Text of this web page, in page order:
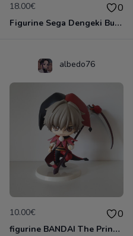
18.00€ 0
Figurine Sega Dengeki Bunko: Fighting Climax: Tomoka Minato
albedo76
10.00€ 0
figurine BANDAI The Prince De Tennis Shiraishi Kuranosuke Figurine 10cm